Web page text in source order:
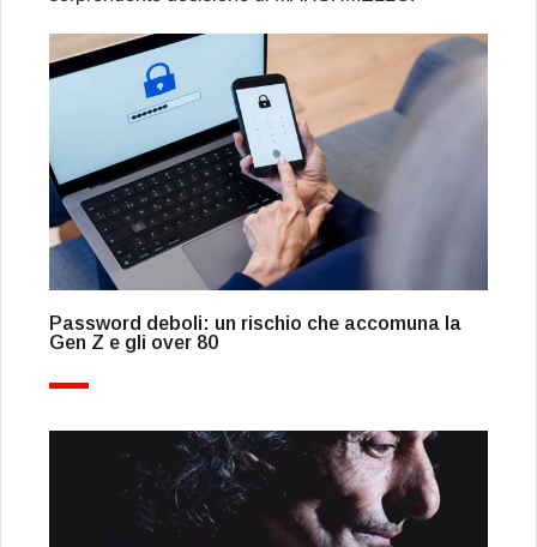
Password deboli: un rischio che accomuna la
Gen Z e gli over 80